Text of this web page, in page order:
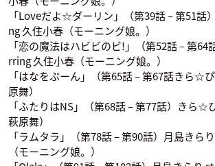
「Loveだよ☆ダーリン」（第39話 – 第51話
ng 久住小春（モーニング娘。）
「恋の魔法はハビビのビ!」（第52話 – 第
rring 久住小春（モーニング娘。）
「はなをぷーん」（第65話 – 第67話きら☆
原舞）
「ふたりはNS」（第68話 – 第77話）きら☆
萩原舞）
「ラムタラ」（第78話 – 第90話）月島きら
（モーニング娘。）